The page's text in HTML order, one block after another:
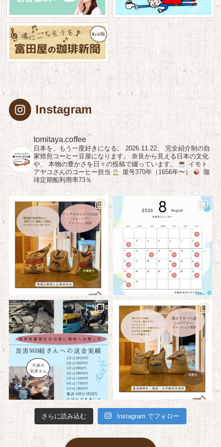
Instagram
tomitaya.coffee
日本を、もう一度好きになる。 2026.11.22、 完全紹介制の自
家焙煎コーヒー豆屋になります。 奈良から見える日本の文化
や、
本物の豊かさを日々の投稿で綴っています。
イモト
アヤコさんのコーヒー担当
屋号370年（1656年〜）
珈
琲定期船利用率73％
さらに読み込む Instagram でフォロー